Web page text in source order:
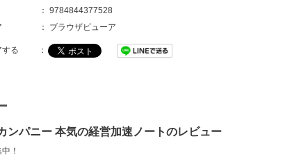
： 9784844377528
： ブラウザビューア
る ：
ンパニー 本気の経営加速ノートのレビュー
！